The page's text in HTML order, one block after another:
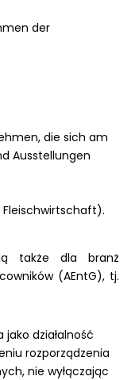
der
die sich am
Ausstellungen
także dla branż
(AEntG), tj.
działalność
rozporządzenia
nie wyłączając